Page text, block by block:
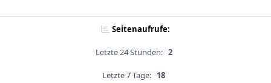
Seitenaufrufe:
Letzte 24 Stunden: 2
Letzte 7 Tage: 18